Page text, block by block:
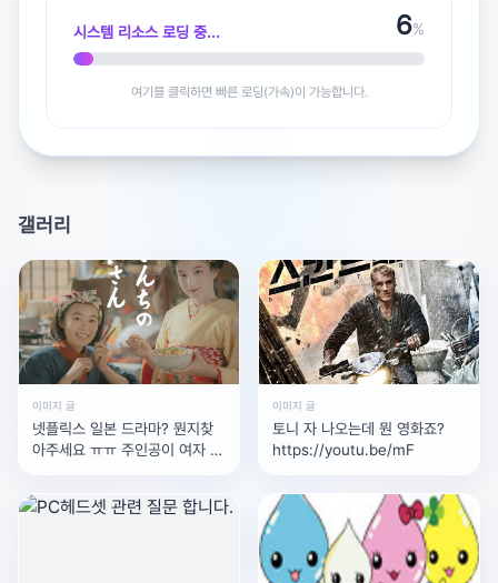
광고 [X]를 누르면 내용이 해제됩니다
시스템 리소스 로딩 중... 7%
여기를 클릭하면 빠른 로딩(가속)이 가능합니다.
갤러리
이미지 글
넷플릭스 일본 드라마? 뭔지찾
아주세요 ㅠㅠ 주인공이 여자 2
이미지 글
토니 자 나오는데 뭔 영화죠?
https://youtu.be/mF